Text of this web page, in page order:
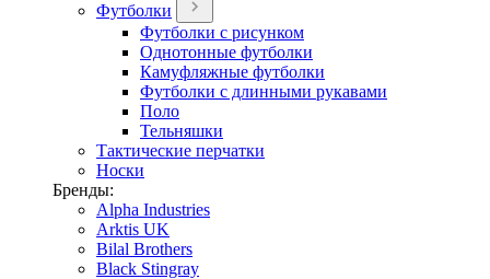
Футболки
Футболки с рисунком
Однотонные футболки
Камуфляжные футболки
Футболки с длинными рукавами
Поло
Тельняшки
Тактические перчатки
Носки
Бренды:
Alpha Industries
Arktis UK
Bilal Brothers
Black Stingray